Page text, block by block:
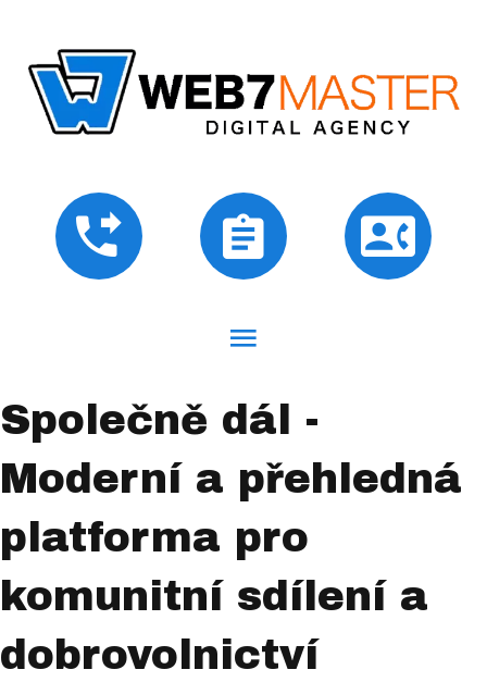
Společně dál -
Moderní a přehledná
platforma pro
komunitní sdílení a
dobrovolnictví